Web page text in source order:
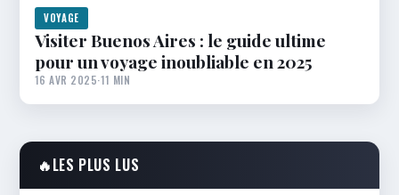
VOYAGE
Visiter Buenos Aires : le guide ultime
pour un voyage inoubliable en 2025
16 AVR 2025·11 MIN
🔥LES PLUS LUS